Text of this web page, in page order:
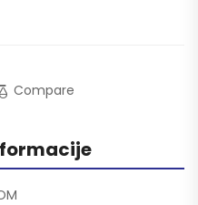
Compare